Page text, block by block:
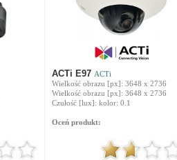
ACTi E97 ACTi
Wielkość obrazu [px]: 3648 x 2736
Wielkość obrazu [px]: 3648 x 2736
Czułość [lux]: kolor: 0.1
Oceń produkt: